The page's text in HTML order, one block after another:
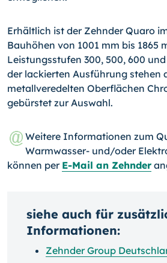
Erhältlich ist der Zehnder Quaro
Bauhöhen von 1001 mm bis 1865
Leistungsstufen 300, 500, 600
der lackierten Ausführung ste­hen
metallveredelten Oberflächen
gebürstet zur Auswahl.
Weitere Informationen zum
Warmwasser- und/oder
können per E-Mail an Zehnder
siehe auch für
Informationen:
Zehnder Group